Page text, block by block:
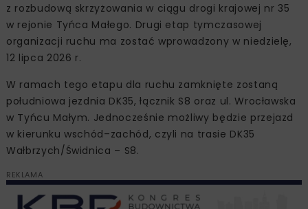
z rozbudową skrzyżowania w ciągu drogi krajowej nr 35
w rejonie Tyńca Małego. Drugi etap tymczasowej
organizacji ruchu ma zostać wprowadzony w niedzielę,
12 lipca 2026 r.
W ramach tego etapu dla ruchu zamknięte zostaną
południowa jezdnia DK35, łącznik S8 oraz ul. Wrocławska
w Tyńcu Małym. Jednocześnie możliwy będzie przejazd
w kierunku wschód–zachód, czyli na trasie DK35
Wałbrzych/Świdnica – S8.
REKLAMA